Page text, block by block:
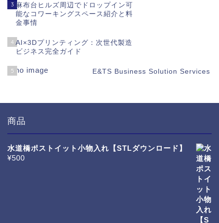
3 麻布台ヒルズ周辺でドロップイン可
能なコワーキングスペース紹介と料
金事情
4 AI×3Dプリンティング：次世代製造
ビジネス完全ガイド
5 E&TS Business Solution Services
商品
水道橋ポストイット小物入れ【STLダウンロード】
¥500